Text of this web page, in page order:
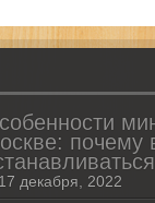
почему
17 декабря, 2022